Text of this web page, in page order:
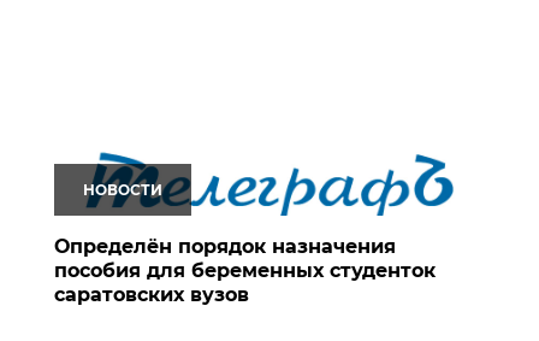
НОВОСТИ
Определён порядок назначения
пособия для беременных студенток
саратовских вузов